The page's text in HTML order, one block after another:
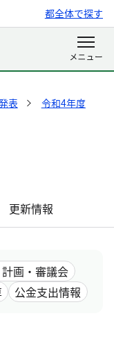
都全体で探す
表
令和4年度
更新情報
画・審議会
公金支出情報